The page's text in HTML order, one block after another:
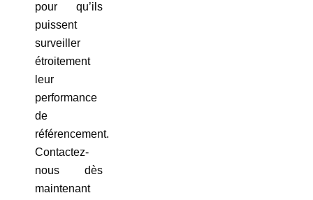
pour qu’ils
puissent
surveiller
étroitement
leur
performance
de
référencement.
Contactez-
nous dès
maintenant